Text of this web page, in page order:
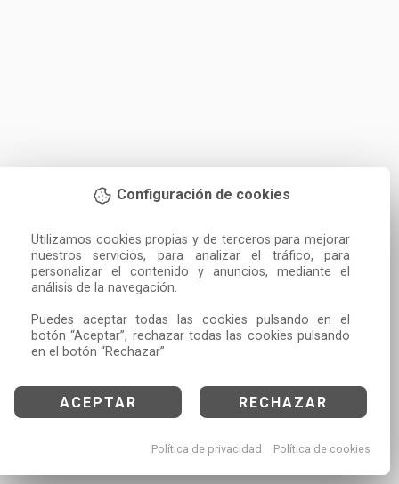
Configuración de cookies
Utilizamos cookies propias y de terceros para mejorar
nuestros servicios, para analizar el tráfico, para
personalizar el contenido y anuncios, mediante el
análisis de la navegación.
Puedes aceptar todas las cookies pulsando en el
botón “Aceptar”, rechazar todas las cookies pulsando
en el botón “Rechazar”
ACEPTAR RECHAZAR
Política de privacidad Política de cookies